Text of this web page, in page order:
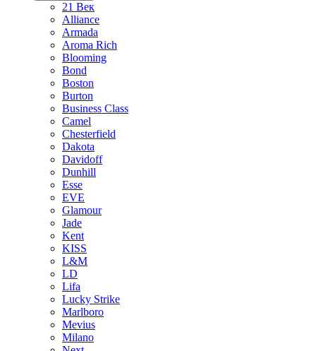
21 Век
Alliance
Armada
Aroma Rich
Blooming
Bond
Boston
Burton
Business Class
Camel
Chesterfield
Dakota
Davidoff
Dunhill
Esse
EVE
Glamour
Jade
Kent
KISS
L&M
LD
Lifa
Lucky Strike
Marlboro
Mevius
Milano